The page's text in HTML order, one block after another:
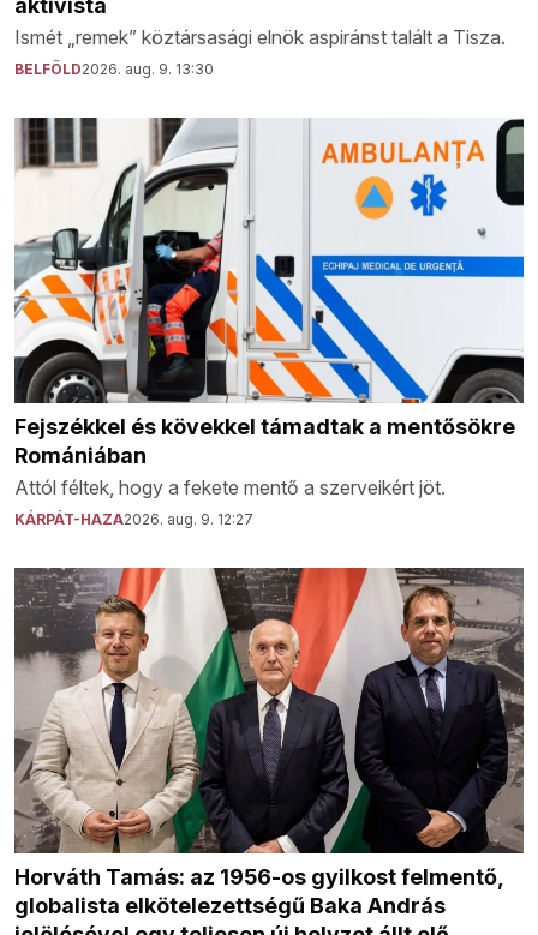
Ismét „remek” köztársasági elnök aspiránst talált a Tisza.
BELFÖLD2026. aug. 9. 13:30
Fejszékkel és kövekkel támadtak a mentősökre
Romániában
Attól féltek, hogy a fekete mentő a szerveikért jöt.
KÁRPÁT-HAZA2026. aug. 9. 12:27
Horváth Tamás: az 1956-os gyilkost felmentő,
globalista elkötelezettségű Baka András